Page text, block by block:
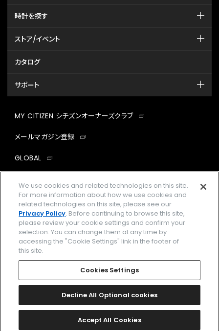
時計を探す
ストア/イベント
カタログ
サポート
MY CITIZEN シチズンオーナーズクラブ
メールマガジン登録
GLOBAL
facebookinstagramtwitter
企業情報 ご利用規約
プライバシーポリシー Cookies Settings
Amazon PayはAmazon.com, Inc.またはその関連会社の商標です。
2026 CITIZEN WATCH CO., LTD.
We use cookies and related technologies on this site.
For more information about how we use cookies and
related technologies on this site, please see our
Privacy Policy. Before continuing to browse this site,
please review your cookie settings and confirm your
selection. You can change them at any time by
accessing the "Cookie Settings" link in the footer of
this site.
Cookies Settings
Decline All Optional cookies
Accept All Cookies